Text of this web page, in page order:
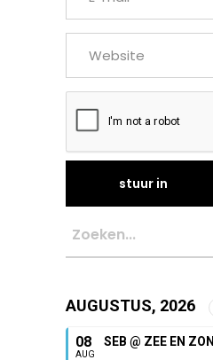
AUGUSTUS, 2026
08
AUG
SEB @ ZEE EN ZON